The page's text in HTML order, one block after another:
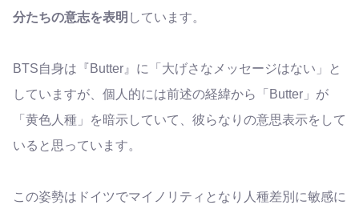
分たちの意志を表明 しています。
BTS自身は『Butter』に「大げさなメッセージはない」と
していますが、個人的には前述の経緯から「Butter」が
「黄色人種」を暗示していて、彼らなりの意思表示をして
いると思っています。
この姿勢はドイツでマイノリティとなり人種差別に敏感に